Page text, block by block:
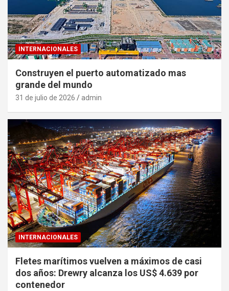
INTERNACIONALES
Construyen el puerto automatizado mas
grande del mundo
31 de julio de 2026 admin
INTERNACIONALES
Fletes marítimos vuelven a máximos de casi
dos años: Drewry alcanza los US$ 4.639 por
contenedor